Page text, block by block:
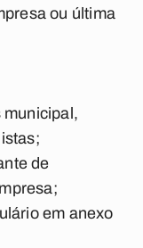
ou última
municipal,
de
em anexo